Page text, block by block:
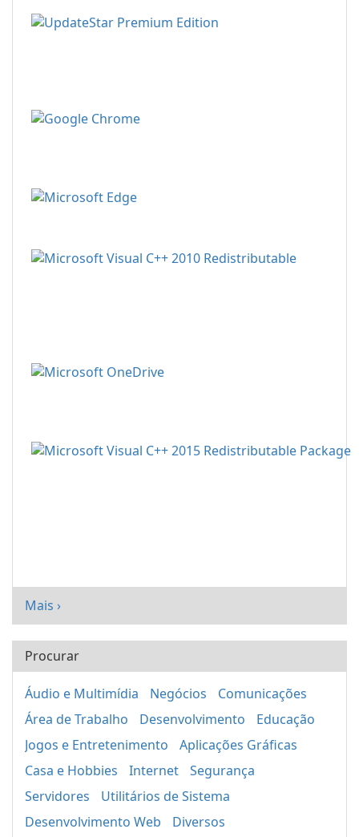
Mais ›
Procurar
Áudio e Multimídia Negócios
Comunicações
Área de Trabalho
Desenvolvimento
Educação
Jogos e Entretenimento
Aplicações Gráficas
Casa e Hobbies
Internet
Segurança
Servidores
Utilitários de Sistema
Desenvolvimento Web
Diversos